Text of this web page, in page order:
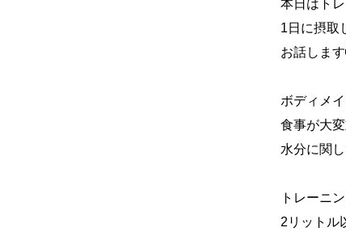
本日はト
1日に摂取
お話しま
ボディメ
食事が大
水分に関
トレーニ
2リットル